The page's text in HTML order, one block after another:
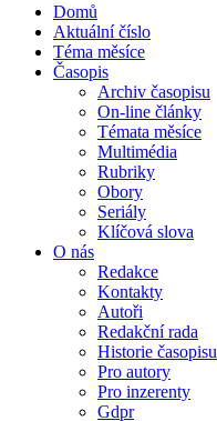
Domů
Aktuální číslo
Téma měsíce
Časopis
Archiv časopisu
On-line články
Témata měsíce
Multimédia
Rubriky
Obory
Seriály
Klíčová slova
O nás
Redakce
Kontakty
Autoři
Redakční rada
Historie časopisu
Pro autory
Pro inzerenty
Gdpr